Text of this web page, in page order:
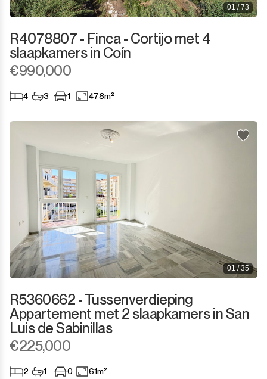
Sotogrande Puerto
Castellar de la Frontera
Jimena de la Frontera
Tarifa
01 / 73
R4078807 - Finca - Cortijo met 4
slaapkamers in Coín
€990,000
4 3 1 478m²
01 / 35
R5360662 - Tussenverdieping
Appartement met 2 slaapkamers in San
Luis de Sabinillas
€225,000
2 1 0 61m²